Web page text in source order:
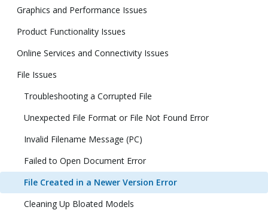
Graphics and Performance Issues
Product Functionality Issues
Online Services and Connectivity Issues
File Issues
Troubleshooting a Corrupted File
Unexpected File Format or File Not Found Error
Invalid Filename Message (PC)
Failed to Open Document Error
File Created in a Newer Version Error
Cleaning Up Bloated Models